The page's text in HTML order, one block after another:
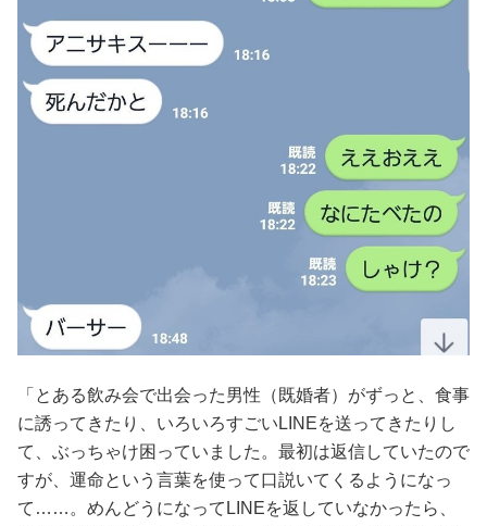
「とある飲み会で出会った男性（既婚者）がずっと、食事
に誘ってきたり、いろいろすごいLINEを送ってきたりし
て、ぶっちゃけ困っていました。最初は返信していたので
すが、運命という言葉を使って口説いてくるようになっ
て……。めんどうになってLINEを返していなかったら、